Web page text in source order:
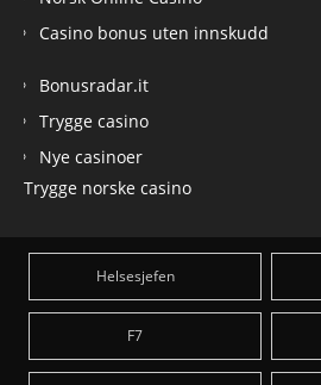
Casino bonus uten innskudd
Bonusradar.it
Trygge casino
Nye casinoer
Trygge norske casino
Helsesjefen
F7